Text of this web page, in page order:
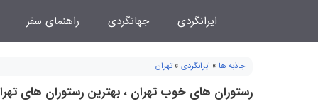
ایرانگردی جهانگردی راهنمای سفر
جاذبه ها » ایرانگردی » تهران
رستوران های خوب تهران ، بهترین رستوران های